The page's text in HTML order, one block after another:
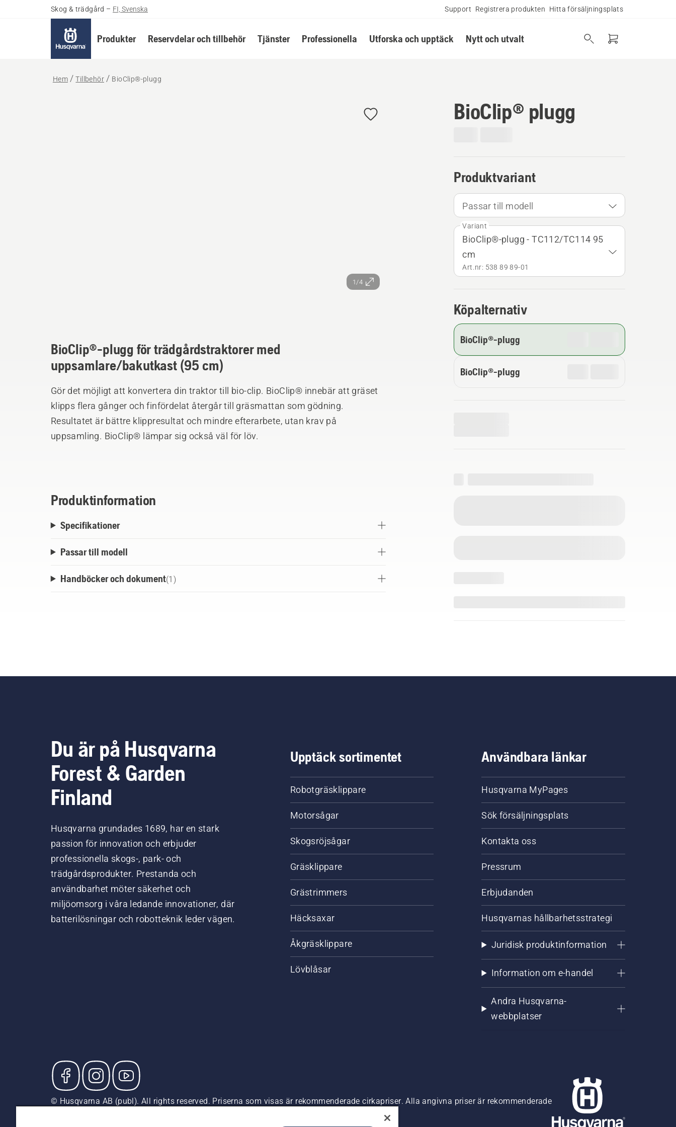
Skog & trädgård – FI, Svenska Support Registrera produkten Hitta försäljningsplats
Produkter Reservdelar och tillbehör Tjänster Professionella Utforska och upptäck Nytt och utvalt
Hem Tillbehör BioClip®-plugg
1/4
BioClip® plugg
Produktvariant
Passar till modell
Variant
BioClip®-plugg - TC112/TC114 95
cm
Art.nr: 538 89 89‑01
Köpalternativ
BioClip®-plugg
BioClip®-plugg
BioClip®-plugg för trädgårdstraktorer med
uppsamlare/bakutkast (95 cm)
Gör det möjligt att konvertera din traktor till bio-clip. BioClip® innebär att gräset
klipps flera gånger och finfördelat återgår till gräsmattan som gödning.
Resultatet är bättre klippresultat och mindre efterarbete, utan krav på
uppsamling. BioClip® lämpar sig också väl för löv.
Produktinformation
Specifikationer
Passar till modell
Handböcker och dokument(1 )
Du är på Husqvarna
Forest & Garden
Finland
Husqvarna grundades 1689, har en stark
passion för innovation och erbjuder
professionella skogs-, park- och
trädgårdsprodukter. Prestanda och
användbarhet möter säkerhet och
miljöomsorg i våra ledande innovationer, där
batterilösningar och robotteknik leder vägen.
Upptäck sortimentet
Robotgräsklippare
Motorsågar
Skogsröjsågar
Gräsklippare
Grästrimmers
Häcksaxar
Åkgräsklippare
Lövblåsar
Användbara länkar
Husqvarna MyPages
Sök försäljningsplats
Kontakta oss
Pressrum
Erbjudanden
Husqvarnas hållbarhetsstrategi
Juridisk produktinformation
Information om e-handel
Andra Husqvarna-
webbplatser
© Husqvarna AB (publ). All rights reserved. Priserna som visas är rekommenderade cirkapriser. Alla angivna priser är rekommenderade